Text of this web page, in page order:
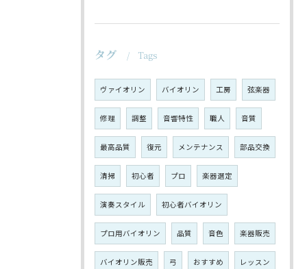
タグ Tags
ヴァイオリン バイオリン 工房 弦楽器
修理 調整 音響特性 職人 音質
最高品質 復元 メンテナンス 部品交換
清掃 初心者 プロ 楽器選定
演奏スタイル 初心者バイオリン
プロ用バイオリン 品質 音色 楽器販売
バイオリン販売 弓 おすすめ レッスン